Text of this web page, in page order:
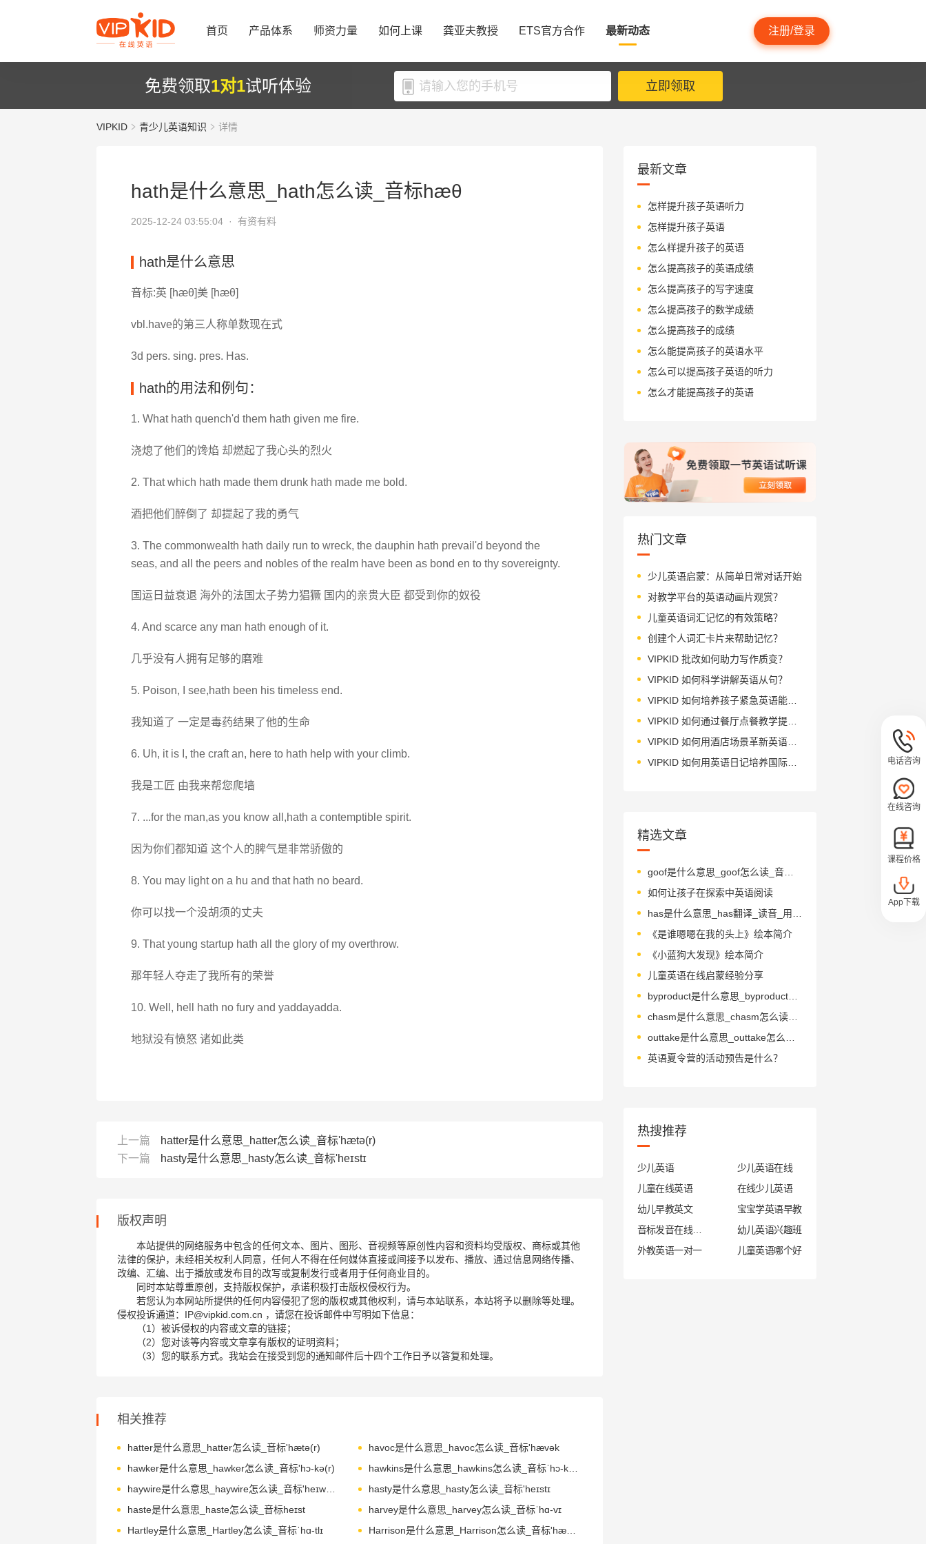
首页 产品体系 师资力量 如何上课 龚亚夫教授 ETS官方合作 最新动态 注册/登录
免费领取1对1试听体验 立即领取
VIPKID 青少儿英语知识 详情
hath是什么意思_hath怎么读_音标hæθ
2025-12-24 03:55:04 · 有资有料
hath是什么意思
音标:英 [hæθ]美 [hæθ]
vbl.have的第三人称单数现在式
3d pers. sing. pres. Has.
hath的用法和例句：
1. What hath quench'd them hath given me fire.
浇熄了他们的馋焰 却燃起了我心头的烈火
2. That which hath made them drunk hath made me bold.
酒把他们醉倒了 却提起了我的勇气
3. The commonwealth hath daily run to wreck, the dauphin hath prevail'd beyond the
seas, and all the peers and nobles of the realm have been as bond en to thy sovereignty.
国运日益衰退 海外的法国太子势力猖獗 国内的亲贵大臣 都受到你的奴役
4. And scarce any man hath enough of it.
几乎没有人拥有足够的磨难
5. Poison, I see,hath been his timeless end.
我知道了 一定是毒药结果了他的生命
6. Uh, it is I, the craft an, here to hath help with your climb.
我是工匠 由我来帮您爬墙
7. ...for the man,as you know all,hath a contemptible spirit.
因为你们都知道 这个人的脾气是非常骄傲的
8. You may light on a hu and that hath no beard.
你可以找一个没胡须的丈夫
9. That young startup hath all the glory of my overthrow.
那年轻人夺走了我所有的荣誉
10. Well, hell hath no fury and yaddayadda.
地狱没有愤怒 诸如此类
上一篇
hatter是什么意思_hatter怎么读_音标'hætə(r)
下一篇
hasty是什么意思_hasty怎么读_音标'heɪstɪ
版权声明
本站提供的网络服务中包含的任何文本、图片、图形、音视频等原创性内容和资料均受版权、商标或其他
法律的保护，未经相关权利人同意，任何人不得在任何媒体直接或间接予以发布、播放、通过信息网络传播、
改编、汇编、出于播放或发布目的改写或复制发行或者用于任何商业目的。
同时本站尊重原创，支持版权保护，承诺积极打击版权侵权行为。
若您认为本网站所提供的任何内容侵犯了您的版权或其他权利，请与本站联系，本站将予以删除等处理。
侵权投诉通道：IP@vipkid.com.cn ，请您在投诉邮件中写明如下信息：
（1）被诉侵权的内容或文章的链接；
（2）您对该等内容或文章享有版权的证明资料；
（3）您的联系方式。我站会在接受到您的通知邮件后十四个工作日予以答复和处理。
相关推荐
hatter是什么意思_hatter怎么读_音标'hætə(r)
havoc是什么意思_havoc怎么读_音标'hævək
hawker是什么意思_hawker怎么读_音标'hɔ-kə(r)
hawkins是什么意思_hawkins怎么读_音标ˈhɔ-kɪnz
haywire是什么意思_haywire怎么读_音标'heɪwaɪə(r)
hasty是什么意思_hasty怎么读_音标'heɪstɪ
haste是什么意思_haste怎么读_音标heɪst
harvey是什么意思_harvey怎么读_音标ˈhɑ-vɪ
Hartley是什么意思_Hartley怎么读_音标ˈhɑ-tlɪ
Harrison是什么意思_Harrison怎么读_音标'hærisn
最新文章
怎样提升孩子英语听力
怎样提升孩子英语
怎么样提升孩子的英语
怎么提高孩子的英语成绩
怎么提高孩子的写字速度
怎么提高孩子的数学成绩
怎么提高孩子的成绩
怎么能提高孩子的英语水平
怎么可以提高孩子英语的听力
怎么才能提高孩子的英语
热门文章
少儿英语启蒙：从简单日常对话开始
对教学平台的英语动画片观赏？
儿童英语词汇记忆的有效策略？
创建个人词汇卡片来帮助记忆？
VIPKID 批改如何助力写作质变？
VIPKID 如何科学讲解英语从句？
VIPKID 如何培养孩子紧急英语能力？
VIPKID 如何通过餐厅点餐教学提升少儿英语应用能力？
VIPKID 如何用酒店场景革新英语教学？
VIPKID 如何用英语日记培养国际化人才？
精选文章
goof是什么意思_goof怎么读_音标ɡu-f
如何让孩子在探索中英语阅读
《是谁嗯嗯在我的头上》绘本简介
《小蓝狗大发现》绘本简介
儿童英语在线启蒙经验分享
byproduct是什么意思_byproduct怎么读_音标'baɪˌprɒdʌkt
chasm是什么意思_chasm怎么读_音标ˈkæzəm
英语夏令营的活动预告是什么？
热搜推荐
少儿英语
少儿英语在线
儿童在线英语
在线少儿英语
幼儿早教英文
宝宝学英语早教
幼儿英语兴趣班
外教英语一对一
儿童英语哪个好
电话咨询
在线咨询
课程价格
App下载